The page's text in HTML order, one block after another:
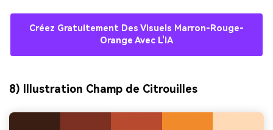
Créez Gratuitement Des Visuels Marron-Rouge-
Orange Avec L’IA
8) Illustration Champ de Citrouilles